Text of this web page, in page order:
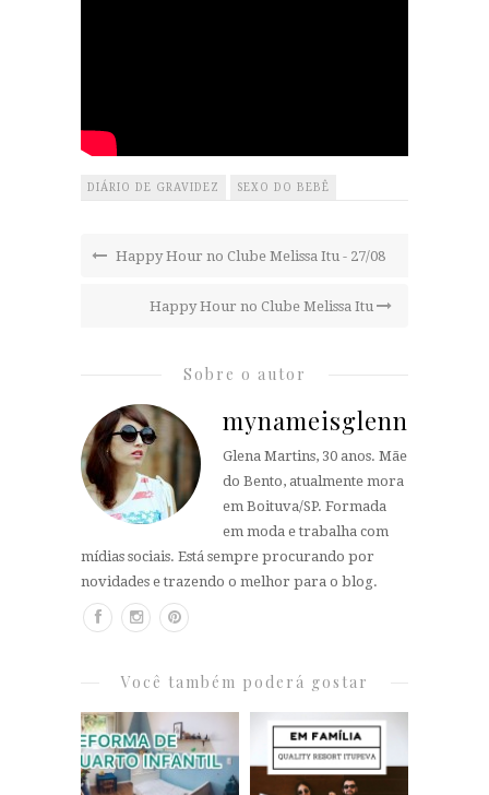
DIÁRIO DE GRAVIDEZ SEXO DO BEBÊ
Happy Hour no Clube Melissa Itu - 27/08
Happy Hour no Clube Melissa Itu
Sobre o autor
mynameisglenn
Glena Martins, 30 anos. Mãe
do Bento, atualmente mora
em Boituva/SP. Formada
em moda e trabalha com
mídias sociais. Está sempre procurando por
novidades e trazendo o melhor para o blog.
Você também poderá gostar